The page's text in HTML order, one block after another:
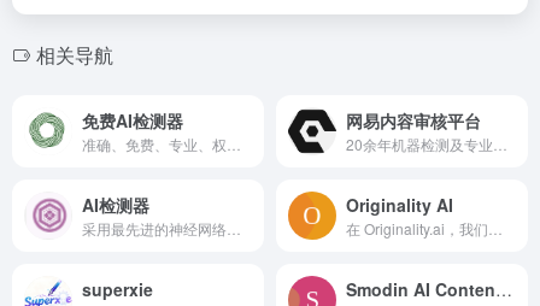
相关导航
免费AI检测器 网易内容审核平台
AI检测器 Originality AI
superxie Smodin AI Content Detector